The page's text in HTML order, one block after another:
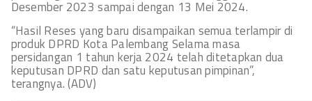
Desember 2023 sampai dengan 13 Mei 2024.
“Hasil Reses yang baru disampaikan semua terlampir di
produk DPRD Kota Palembang Selama masa
persidangan 1 tahun kerja 2024 telah ditetapkan dua
keputusan DPRD dan satu keputusan pimpinan”,
terangnya. (ADV)